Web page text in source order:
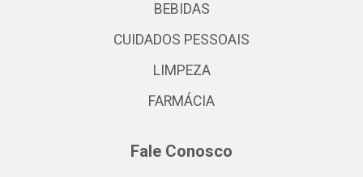
BEBIDAS
CUIDADOS PESSOAIS
LIMPEZA
FARMÁCIA
Fale Conosco